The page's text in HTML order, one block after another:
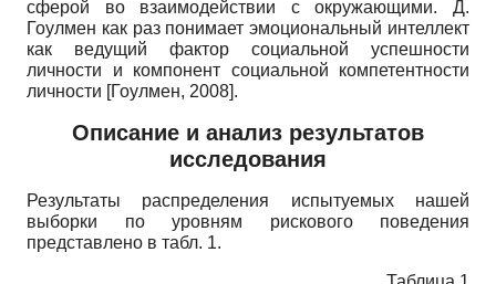
сферой во взаимодействии с окружающими. Д.
Гоулмен как раз понимает эмоциональный интеллект
как ведущий фактор социальной успешности
личности и компонент социальной компетентности
личности [Гоулмен, 2008].
Описание и анализ результатов
исследования
Результаты распределения испытуемых нашей
выборки по уровням рискового поведения
представлено в табл. 1.